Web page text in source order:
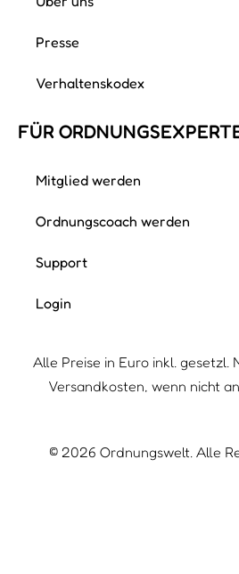
Presse
Verhaltenskodex
FÜR
Mitglied werden
Ordnungscoach werden
Support
Login
Alle Preise in Euro inkl. gesetzl.
Versandkosten, wenn nicht
© 2026 Ordnungswelt. Alle